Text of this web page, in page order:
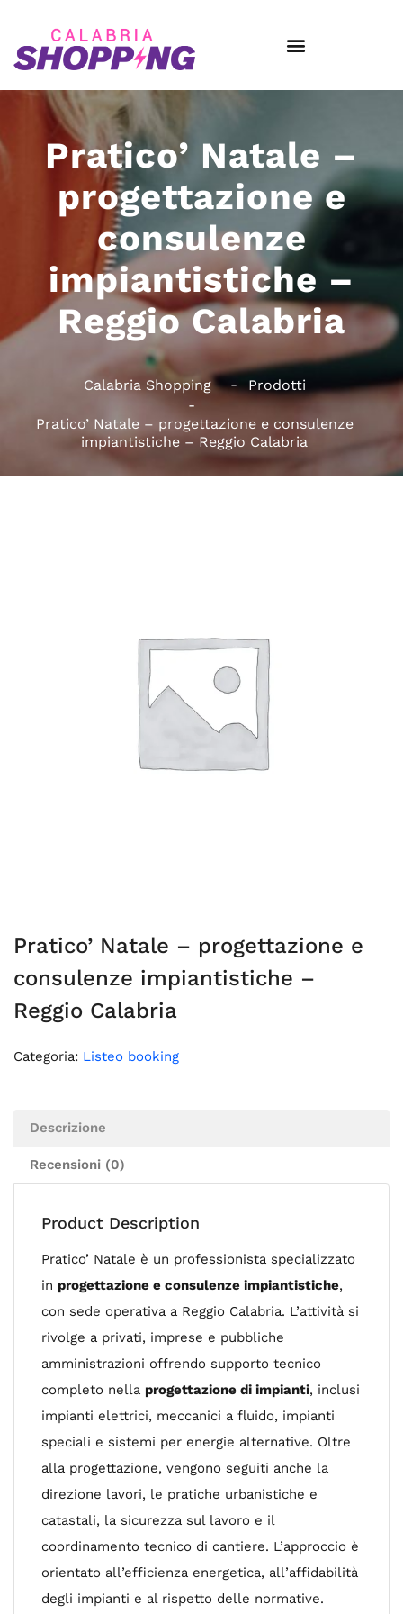
Pratico’ Natale –
progettazione e
consulenze
impiantistiche –
Reggio Calabria
Calabria Shopping Prodotti
Pratico’ Natale – progettazione e consulenze
impiantistiche – Reggio Calabria
Pratico’ Natale – progettazione e
consulenze impiantistiche –
Reggio Calabria
Categoria: Listeo booking
Descrizione
Recensioni (0)
Product Description
Pratico’ Natale è un professionista specializzato
in progettazione e consulenze impiantistiche,
con sede operativa a Reggio Calabria. L’attività si
rivolge a privati, imprese e pubbliche
amministrazioni offrendo supporto tecnico
completo nella progettazione di impianti, inclusi
impianti elettrici, meccanici a fluido, impianti
speciali e sistemi per energie alternative. Oltre
alla progettazione, vengono seguiti anche la
direzione lavori, le pratiche urbanistiche e
catastali, la sicurezza sul lavoro e il
coordinamento tecnico di cantiere. L’approccio è
orientato all’efficienza energetica, all’affidabilità
degli impianti e al rispetto delle normative.